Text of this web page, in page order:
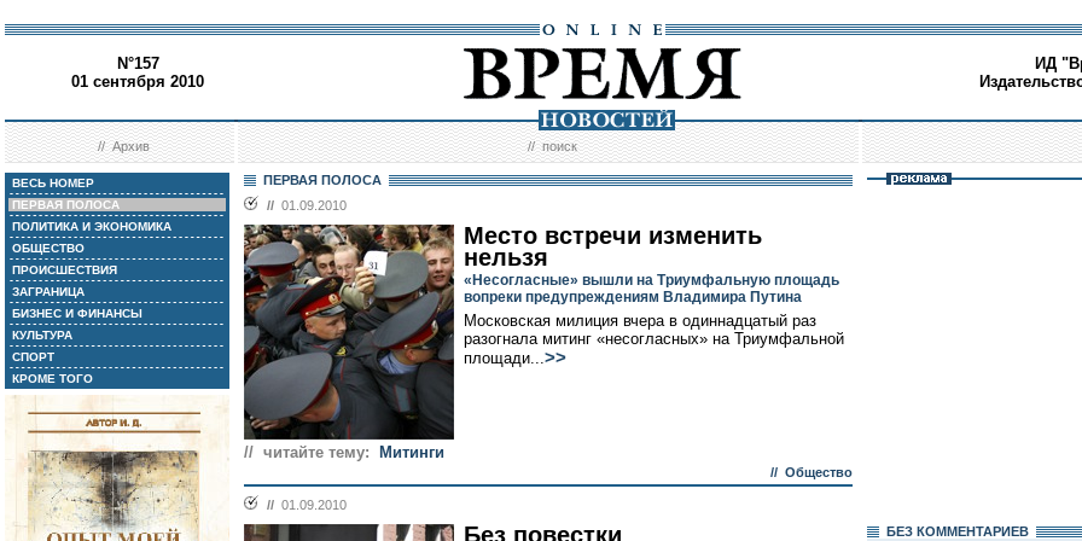
N°157
01 сентября 2010
ИД
//Архив //поиск
ВЕСЬ НОМЕР
ПЕРВАЯ ПОЛОСА
ПОЛИТИКА И ЭКОНОМИКА
ОБЩЕСТВО
ПРОИСШЕСТВИЯ
ЗАГРАНИЦА
БИЗНЕС И ФИНАНСЫ
КУЛЬТУРА
СПОРТ
КРОМЕ ТОГО
ПЕРВАЯ ПОЛОСА
// 01.09.2010
Место встречи изменить
нельзя
«Несогласные» вышли на Триумфальную площадь
вопреки предупреждениям Владимира Путина
Московская милиция вчера в одиннадцатый раз
разогнала митинг «несогласных» на Триумфальной
площади...>>
// читайте тему: Митинги
// Общество
// 01.09.2010
Без повестки
БЕЗ КОМMЕНТАРИЕВ